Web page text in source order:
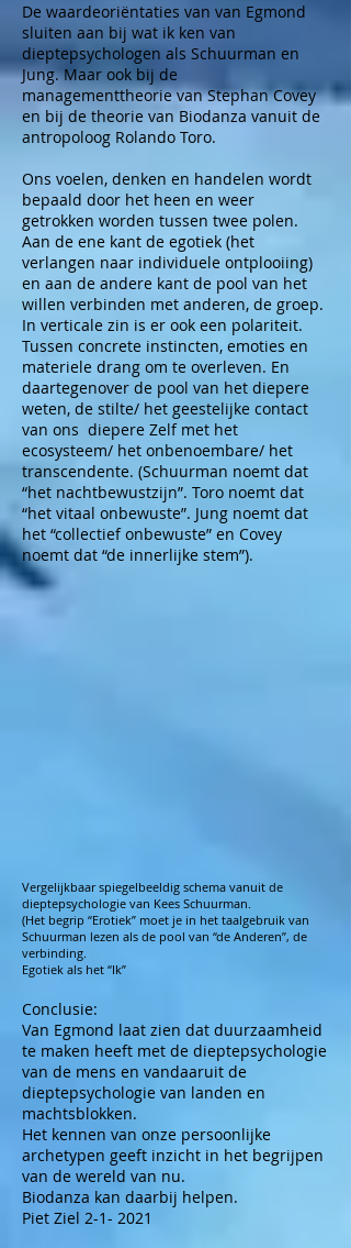
De waardeoriëntaties van van Egmond
sluiten aan bij wat ik ken van
dieptepsychologen als Schuurman en
Jung. Maar ook bij de
managementtheorie van Stephan Covey
en bij de theorie van Biodanza vanuit de
antropoloog Rolando Toro.
Ons voelen, denken en handelen wordt
bepaald door het heen en weer
getrokken worden tussen twee polen.
Aan de ene kant de egotiek (het
verlangen naar individuele ontplooiing)
en aan de andere kant de pool van het
willen verbinden met anderen, de groep.
In verticale zin is er ook een polariteit.
Tussen concrete instincten, emoties en
materiele drang om te overleven. En
daartegenover de pool van het diepere
weten, de stilte/ het geestelijke contact
van ons diepere Zelf met het
ecosysteem/ het onbenoembare/ het
transcendente. (Schuurman noemt dat
“het nachtbewustzijn”. Toro noemt dat
“het vitaal onbewuste”. Jung noemt dat
het “collectief onbewuste” en Covey
noemt dat “de innerlijke stem”).
Vergelijkbaar spiegelbeeldig schema vanuit de
dieptepsychologie van Kees Schuurman.
(Het begrip “Erotiek” moet je in het taalgebruik van
Schuurman lezen als de pool van “de Anderen”, de
verbinding.
Egotiek als het “Ik”
Conclusie:
Van Egmond laat zien dat duurzaamheid
te maken heeft met de dieptepsychologie
van de mens en vandaaruit de
dieptepsychologie van landen en
machtsblokken.
Het kennen van onze persoonlijke
archetypen geeft inzicht in het begrijpen
van de wereld van nu.
Biodanza kan daarbij helpen.
Piet Ziel 2-1- 2021